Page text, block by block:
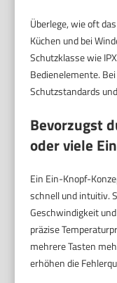
Überlege, wie oft
Küchen und bei
Schutzklasse wie
Bedienelemente.
Schutzstandards
Bevorzugst
oder viele
Ein Ein-Knopf-
schnell und intuitiv.
Geschwindigkeit
präzise
mehrere Tasten
erhöhen die